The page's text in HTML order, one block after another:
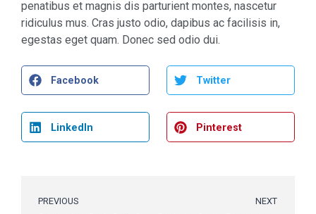
penatibus et magnis dis parturient montes, nascetur
ridiculus mus. Cras justo odio, dapibus ac facilisis in,
egestas eget quam. Donec sed odio dui.
Facebook Twitter
LinkedIn Pinterest
PREVIOUS
NEXT